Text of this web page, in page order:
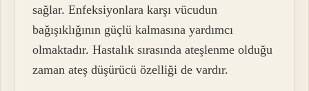
sağlar. Enfeksiyonlara karşı vücudun
bağışıklığının güçlü kalmasına yardımcı
olmaktadır. Hastalık sırasında ateşlenme olduğu
zaman ateş düşürücü özelliği de vardır.